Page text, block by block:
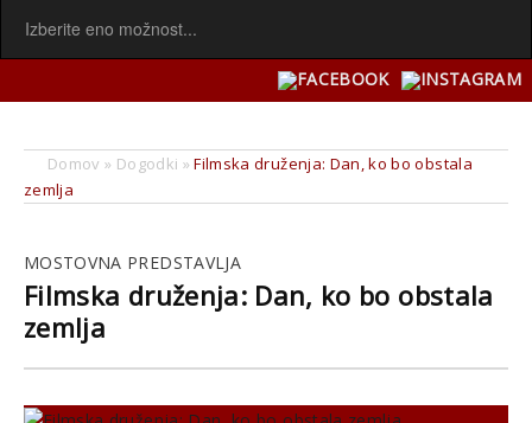
Domov » Dogodki »Filmska druženja: Dan, ko bo obstala
zemlja
MOSTOVNA PREDSTAVLJA
Filmska druženja: Dan, ko bo obstala
zemlja